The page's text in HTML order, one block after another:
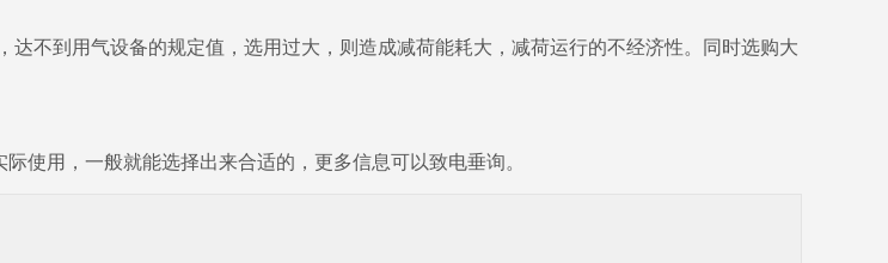
不到用气设备的规定值，选用过大，则造成减荷能耗大，减荷运行的不经济性。同时选购大
使用，一般就能选择出来合适的，更多信息可以致电垂询。